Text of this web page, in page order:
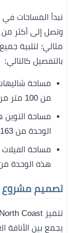
مثالي؛ لتلبية
بالتفصيل كالتالي:
مساحة
من 100 متر مربع، وتصل إلى 182 متر مربع.
مساحة
الوحدة من 163 متر مربع، وتصل إلى 219 متر مربع.
مساحة
هذه الوحدة من 183 متر مربع، وتصل إلى 246 متر
تصميم مشروع
يجمع بين الأناقة